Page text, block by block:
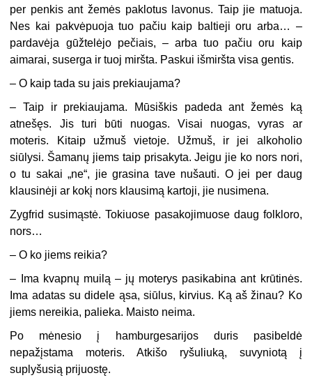
per penkis ant žemės paklotus lavonus. Taip jie matuoja.
Nes kai pakvėpuoja tuo pačiu kaip baltieji oru arba… –
pardavėja gūžtelėjo pečiais, – arba tuo pačiu oru kaip
aimarai, suserga ir tuoj miršta. Paskui išmiršta visa gentis.
– O kaip tada su jais prekiaujama?
– Taip ir prekiaujama. Mūsiškis padeda ant žemės ką
atnešęs. Jis turi būti nuogas. Visai nuogas, vyras ar
moteris. Kitaip užmuš vietoje. Užmuš, ir jei alkoholio
siūlysi. Šamanų jiems taip prisakyta. Jeigu jie ko nors nori,
o tu sakai „ne“, jie grasina tave nušauti. O jei per daug
klausinėji ar kokį nors klausimą kartoji, jie nusimena.
Zygfrid susimąstė. Tokiuose pasakojimuose daug folkloro,
nors…
– O ko jiems reikia?
– Ima kvapnų muilą – jų moterys pasikabina ant krūtinės.
Ima adatas su didele ąsa, siūlus, kirvius. Ką aš žinau? Ko
jiems nereikia, palieka. Maisto neima.
Po mėnesio į hamburgesarijos duris pasibeldė
nepažįstama moteris. Atkišo ryšuliuką, suvyniotą į
suplyšusią prijuostę.